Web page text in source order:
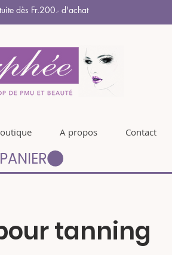
dès Fr.200.- d'achat
A propos Contact
PANIER
tanning